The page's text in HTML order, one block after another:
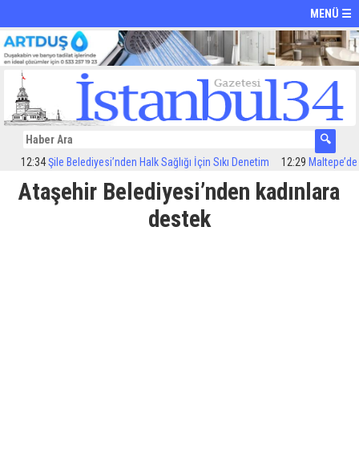
MENÜ ☰
12:34Şile Belediyesi’nden Halk Sağlığı İçin Sıkı Denetim 12:29Maltepe’de
Ataşehir Belediyesi’nden kadınlara
destek